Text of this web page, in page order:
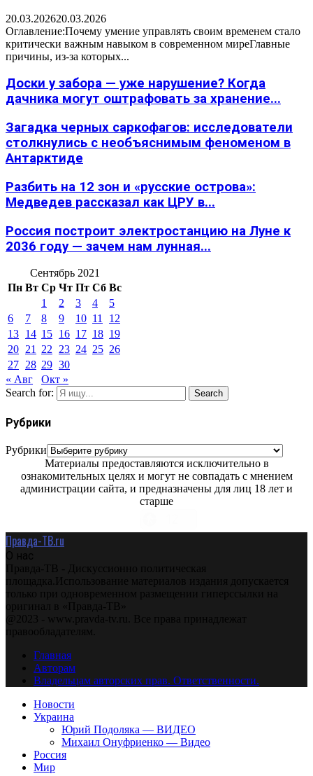
20.03.202620.03.2026
Оглавление:Почему умение управлять своим временем стало
критически важным навыком в современном миреГлавные
причины, из-за которых...
Доски у забора — уже нарушение? Когда
дачника могут оштрафовать за хранение...
Загадка черных саркофагов: исследователи
столкнулись с необъяснимым феноменом в
Антарктиде
Разбить на 12 зон и «русские острова»:
Медведев рассказал как ЦРУ в...
Россия построит электростанцию на Луне к
2036 году — зачем нам лунная...
Сентябрь 2021
Пн Вт Ср Чт Пт Сб Вс
1
2 3 4
5
6
7 8 9 10 11
12
13 14 15 16 17 18 19
20 21 22 23 24 25 26
27 28 29 30
« Авг
Окт »
Search for:
Search
Рубрики
Рубрики
Материалы предоставляются исключительно в
ознакомительных целях и могут не совпадать с мнением
администрации сайта, и предназначены для лиц 18 лет и
старше
Правда-ТВ.ru
О нас
Правда-ТВ - Дискуссионно политическая
площадка.Использование материалов издания допускается
только при одновременном размещении гиперссылки на
оригинал в «Правда-ТВ»
@2023 - www.pravda-tv.ru. Все права принадлежат
правообладателям.
Главная
Авторам
Владельцам авторских прав. Ответственности.
Новости
Украина
Юрий Подоляка — ВИДЕО
Михаил Онуфриенко — Видео
Россия
Мир